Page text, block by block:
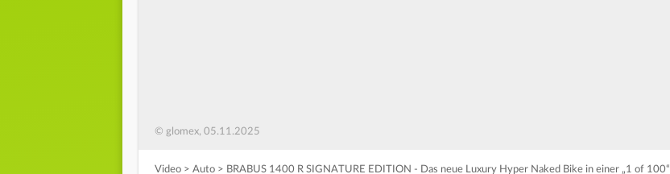
© glomex, 05.11.2025
Video > Auto > BRABUS 1400 R SIGNATURE EDITION - Das neue Luxury Hyper Naked Bike in einer „1 of 100“